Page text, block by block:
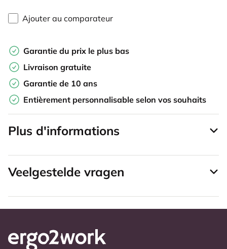
Ajouter au comparateur
Garantie du prix le plus bas
Livraison gratuite
Garantie de 10 ans
Entièrement personnalisable selon vos souhaits
Plus d'informations
Veelgestelde vragen